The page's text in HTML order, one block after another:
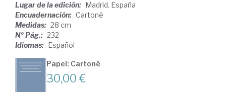
Lugar de la edición: Madrid. España
Encuadernación: Cartoné
Medidas: 28 cm
Nº Pág.: 232
Idiomas: Español
Papel: Cartoné
30,00 €